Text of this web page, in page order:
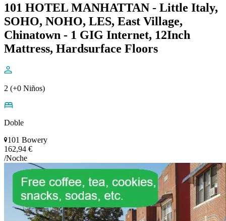
101 HOTEL MANHATTAN - Little Italy,
SOHO, NOHO, LES, East Village,
Chinatown - 1 GIG Internet, 12Inch
Mattress, Hardsurface Floors
2 (+0 Niños)
Doble
101 Bowery
162,94 €
/Noche